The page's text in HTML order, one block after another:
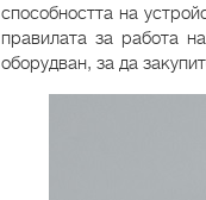
способността на
правилата за работа
оборудван, за да